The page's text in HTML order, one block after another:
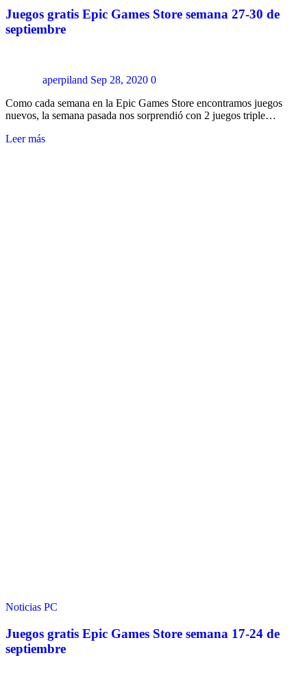
Juegos gratis Epic Games Store semana 27-30 de
septiembre
aperpiland Sep 28, 2020 0
Como cada semana en la Epic Games Store encontramos juegos
nuevos, la semana pasada nos sorprendió con 2 juegos triple…
Leer más
Noticias PC
Juegos gratis Epic Games Store semana 17-24 de
septiembre